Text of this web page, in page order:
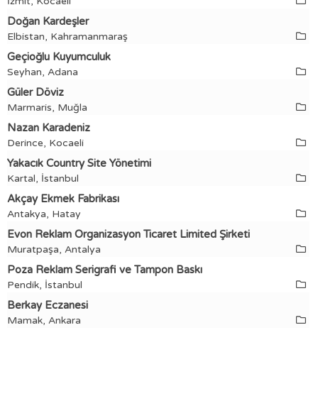
Doğan Kardeşler
Elbistan, Kahramanmaraş
Geçioğlu Kuyumculuk
Seyhan, Adana
Güler Döviz
Marmaris, Muğla
Nazan Karadeniz
Derince, Kocaeli
Yakacık Country Site Yönetimi
Kartal, İstanbul
Akçay Ekmek Fabrikası
Antakya, Hatay
Evon Reklam Organizasyon Ticaret Limited Şirketi
Muratpaşa, Antalya
Poza Reklam Serigrafi ve Tampon Baskı
Pendik, İstanbul
Berkay Eczanesi
Mamak, Ankara